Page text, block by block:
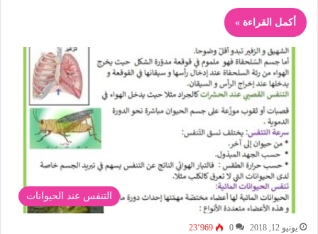
أكمل القراءة »
التنفس عند الحيوانات
يونيو 12, 2018 0 23٬969